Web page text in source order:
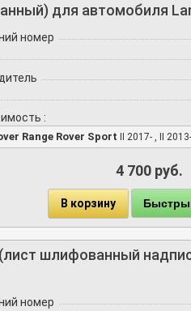
для автомобиля
номер
:
Range Rover Sport II 2017- , II
4 700 руб.
В корзину
шлифованный
номер